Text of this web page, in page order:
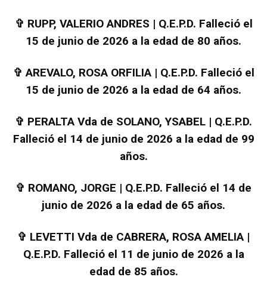
✞ RUPP, VALERIO ANDRES | Q.E.P.D. Falleció el
15 de junio de 2026 a la edad de 80 años.
✞AREVALO, ROSA ORFILIA | Q.E.P.D. Falleció el
15 de junio de 2026 a la edad de 64 años.
✞ PERALTA Vda de SOLANO, YSABEL | Q.E.P.D.
Falleció el 14 de junio de 2026 a la edad de 99
años.
✞ ROMANO, JORGE | Q.E.P.D. Falleció el 14 de
junio de 2026 a la edad de 65 años.
✞ LEVETTI Vda de CABRERA, ROSA AMELIA |
Q.E.P.D. Falleció el 11 de junio de 2026 a la
edad de 85 años.